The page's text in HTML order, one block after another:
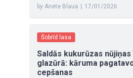
by Anete Blaua 17/01/2026
Šobrīd lasa
Saldās kukurūzas
glazūrā: kāruma
cepšanas